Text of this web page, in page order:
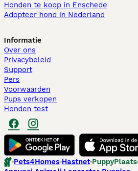
Honden te koop in Enschede
Adopteer hond in Nederland
Informatie
Over ons
Privacybeleid
Support
Pers
Voorwaarden
Pups verkopen
Honden test
Pets4Homes Hastnet PuppyPlaats